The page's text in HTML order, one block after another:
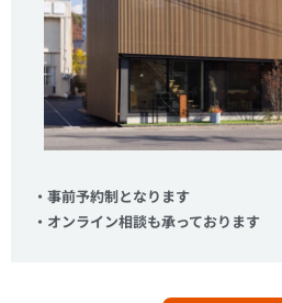
・事前予約制となります
・オンライン相談も承っております